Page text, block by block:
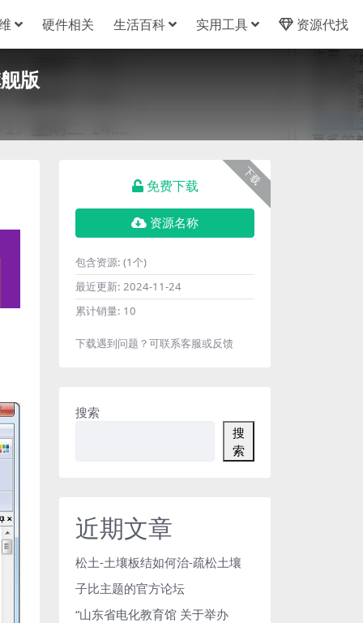
硬件相关 生活百科 实用工具 资源代找
版
下载
免费下载
资源名称
包含资源: (1个)
最近更新: 2024-11-24
累计销量: 10
下载遇到问题？可联系客服或反馈
搜索
搜
索
近期文章
松土-土壤板结如何治-疏松土壤
子比主题的官方论坛
“山东省电化教育馆 关于举办